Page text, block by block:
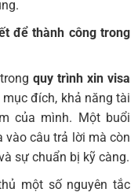
để thành công trong
quy trình xin visa
đích, khả năng tài
của mình. Một buổi
vào câu trả lời mà còn
sự chuẩn bị kỹ càng.
một số nguyên tắc